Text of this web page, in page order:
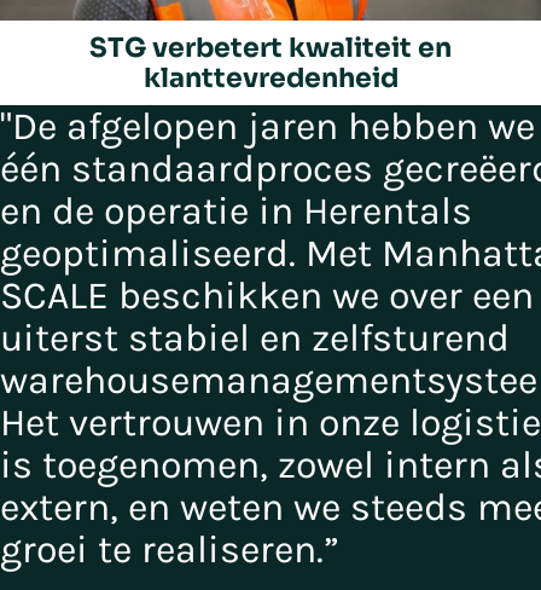
STG verbetert kwaliteit en
klanttevredenheid
"De afgelopen jaren hebben we
één standaardproces
en de operatie in Herentals
geoptimaliseerd. Met
SCALE beschikken we over een
uiterst stabiel en zelfsturend
Het vertrouwen in onze
is toegenomen, zowel intern
extern, en weten we steeds
groei te realiseren.”